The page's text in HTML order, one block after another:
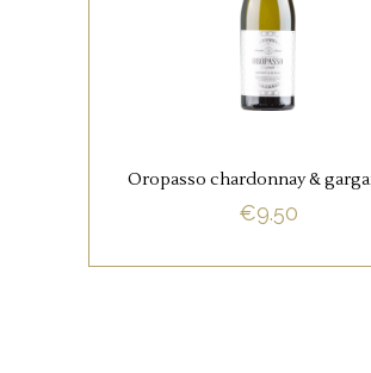
Deze wijn is heerlijk bij
risotto, soep, vis,
schaalvruchten, wit vlees
BUY NOW
Oropasso chardonnay &
€9.50